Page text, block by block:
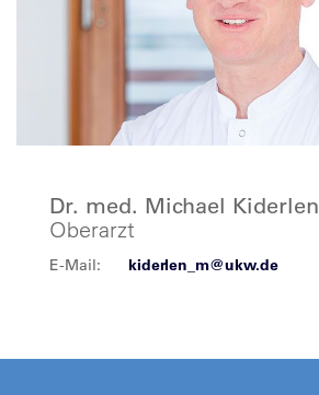
Dr. med. Michael Kiderlen
Oberarzt
E-Mail: kiderlen_m@ukw.de